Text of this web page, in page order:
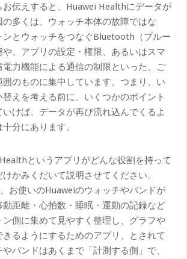
お伝えすると、Huawei Healthにデータが
多くは、ウォッチ本体の故障ではな
ンとウォッチをつなぐBluetooth（ブルー
や、アプリの設定・権限、あるいはスマ
電力機能による通信の制限といった、ご
囲のものに集中しています。つまり、い
えを考える前に、いくつかのポイント
けば、データが再び流れ込んでくるよ
分にあります。
というアプリがどんな役割を持って
かみくだいて説明させてください。
お使いのHuaweiのウォッチやバンドが
距離・心拍数・睡眠・運動の記録など
ン側に集めて見やすく整理し、グラフや
るようにするためのアプリ、とされて
バンドはあくまで「計測する側」で、